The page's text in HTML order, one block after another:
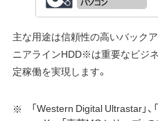
主な用途は信頼性の高いバック
ニアラインHDD※は重要なビジ
定稼働を実現します。
「Western Digital Ultrastar」、